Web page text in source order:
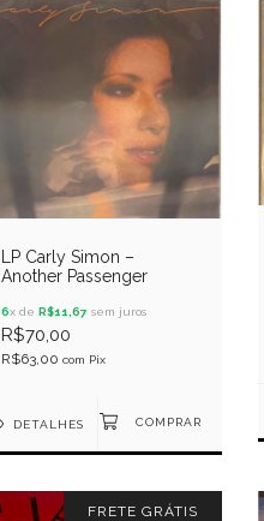
LP Carly Simon –
Another Passenger
6x de R$11,67 sem juros
R$70,00
R$63,00 com Pix
DETALHES
FRETE GRÁTIS